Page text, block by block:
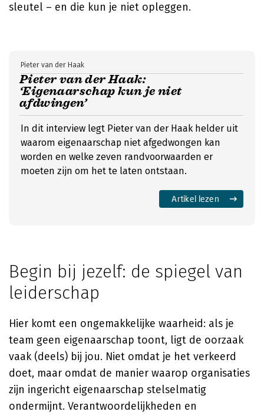
sleutel – en die kun je niet opleggen.
Pieter van der Haak:
‘Eigenaarschap kun je niet
afdwingen’
Pieter van der Haak
In dit interview legt Pieter van der Haak helder uit
waarom eigenaarschap niet afgedwongen kan
worden en welke zeven randvoorwaarden er
moeten zijn om het te laten ontstaan.
Artikel lezen
Begin bij jezelf: de spiegel van
leiderschap
Hier komt een ongemakkelijke waarheid: als je
team geen eigenaarschap toont, ligt de oorzaak
vaak (deels) bij jou. Niet omdat je het verkeerd
doet, maar omdat de manier waarop organisaties
zijn ingericht eigenaarschap stelselmatig
ondermijnt. Verantwoordelijkheden en